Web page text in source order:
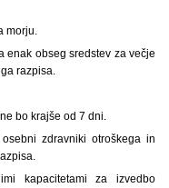
morju.
enak obseg sredstev za večje
razpisa.
bo krajše od 7 dni.
zdravniki otroškega in
kapacitetami za izvedbo